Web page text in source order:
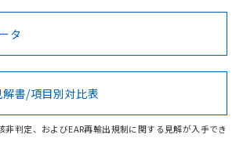
Hg Cd Cr(VI)
O
この製品の規格認証/適合状況ページへ
証はこちらのページからご検索ください
タ
書/項目別対比表
非判定、およびEAR再輸出規制に関する見解が入手でき